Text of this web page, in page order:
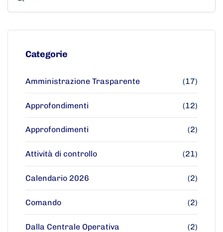
Categorie
Amministrazione Trasparente (17)
Approfondimenti (12)
Approfondimenti (2)
Attività di controllo (21)
Calendario 2026 (2)
Comando (2)
Dalla Centrale Operativa (2)